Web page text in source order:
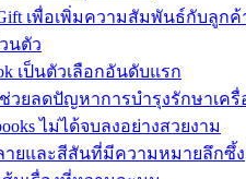
เพื่อเพิ่มความสัมพันธ์กับลูกค้
นตัว
เป็นตัวเลือกอันดับแรก
วยลดปัญหาการบำรุงรักษาเครื่
ไม่ได้จบลงอย่างสวยงาม
ายและสีสันที่มีความหมายลึกซึ้ง